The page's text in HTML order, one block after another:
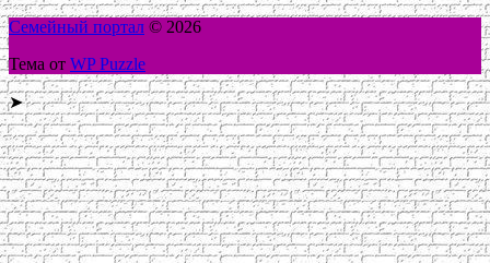
Семейный портал © 2026
Тема от WP Puzzle
➤